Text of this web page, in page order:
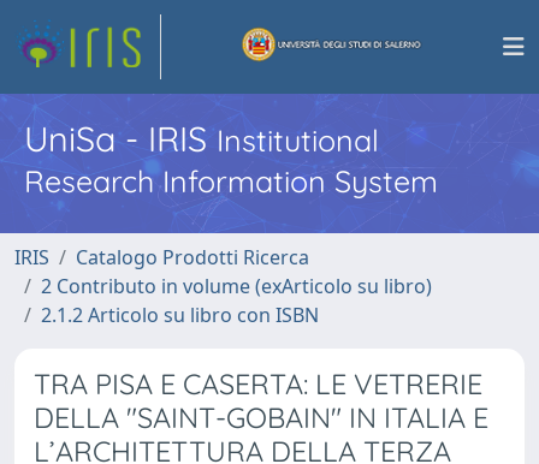
UniSa - IRISInstitutional
Research Information System
IRIS
Catalogo Prodotti Ricerca
2 Contributo in volume (exArticolo su libro)
2.1.2 Articolo su libro con ISBN
TRA PISA E CASERTA: LE VETRERIE
DELLA "SAINT-GOBAIN" IN ITALIA E
L’ARCHITETTURA DELLA TERZA